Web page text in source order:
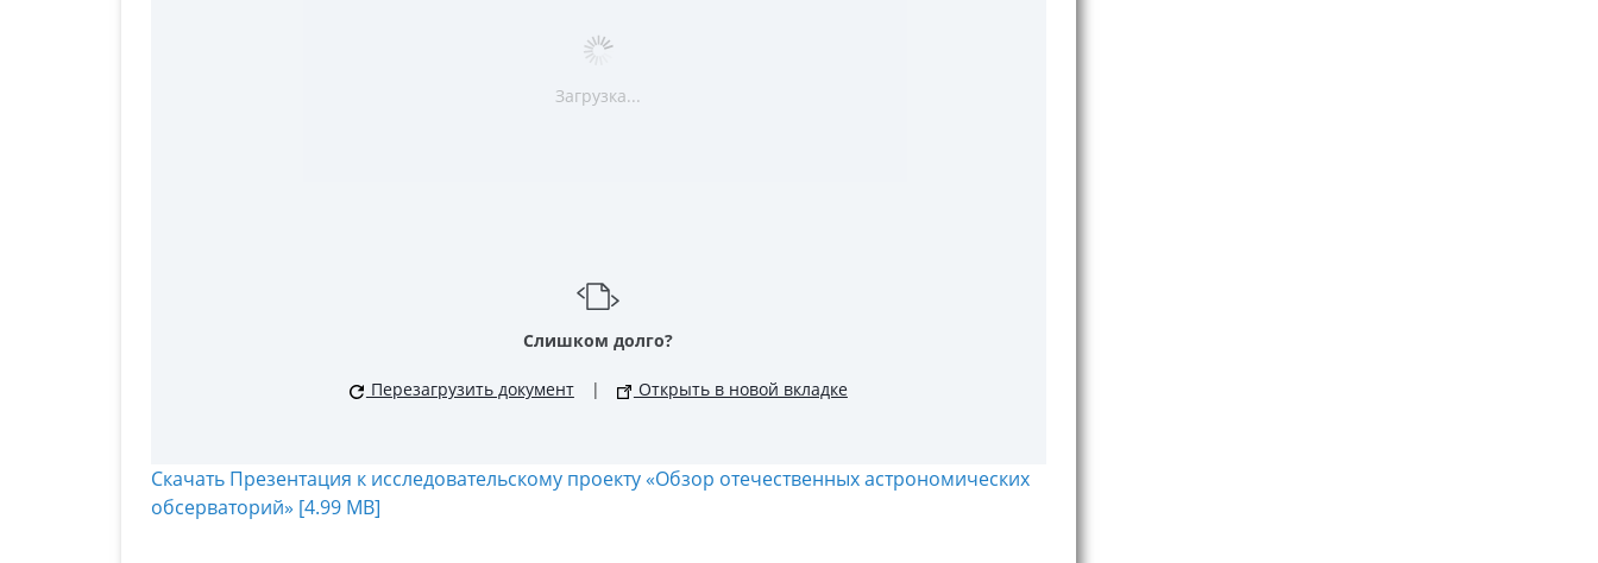
Загрузка...
Слишком долго?
Перезагрузить документ | Открыть в новой вкладке
Скачать Презентация к исследовательскому проекту «Обзор отечественных астрономических
обсерваторий» [4.99 MB]